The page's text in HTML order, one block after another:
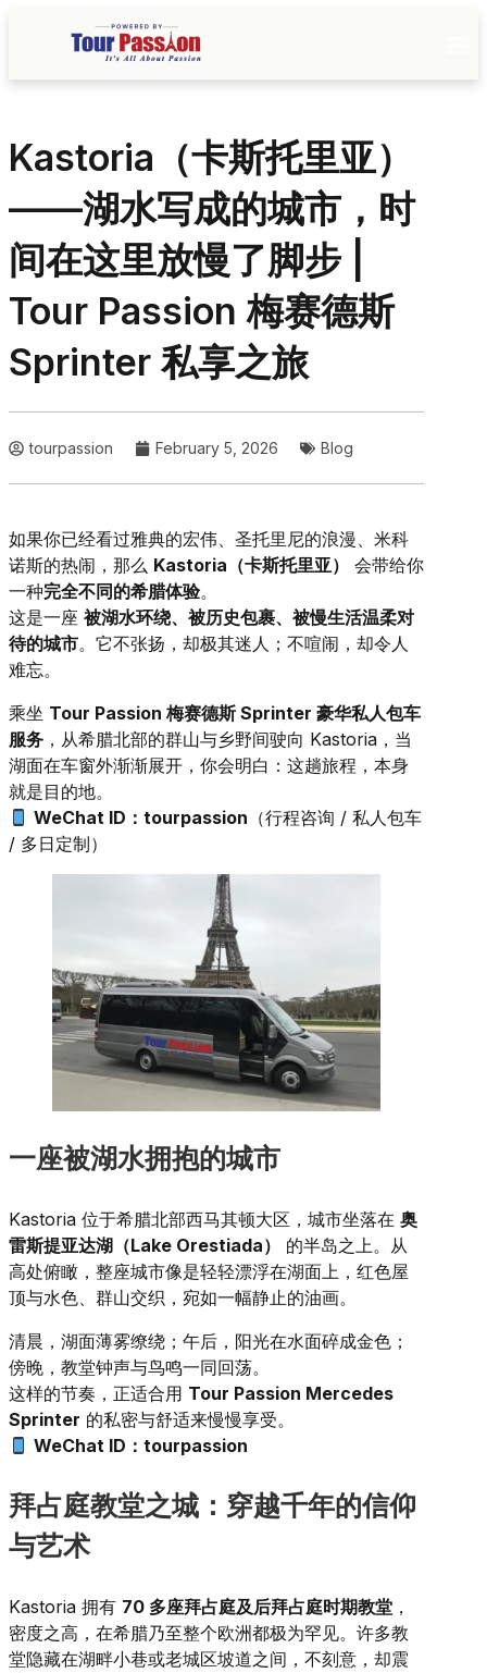
Kastoria（卡斯托里亚）
——湖水写成的城市，时
间在这里放慢了脚步 |
Tour Passion 梅赛德斯
Sprinter 私享之旅
tourpassion February 5, 2026 Blog
如果你已经看过雅典的宏伟、圣托里尼的浪漫、米科
诺斯的热闹，那么 Kastoria（卡斯托里亚）
会带给你
一种完全不同的希腊体验。
这是一座 被湖水环绕、被历史包裹、被慢生活温柔对
待的城市。它不张扬，却极其迷人；不喧闹，却令人
难忘。
乘坐 Tour Passion 梅赛德斯 Sprinter 豪华私人包车
服务 ，从希腊北部的群山与乡野间驶向 Kastoria，当
湖面在车窗外渐渐展开，你会明白：这趟旅程，本身
就是目的地。
WeChat ID：tourpassion （行程咨询 / 私人包车
/ 多日定制）
一座被湖水拥抱的城市
Kastoria 位于希腊北部西马其顿大区，城市坐落在 奥
雷斯提亚达湖（Lake Orestiada）
的半岛之上。从
高处俯瞰，整座城市像是轻轻漂浮在湖面上，红色屋
顶与水色、群山交织，宛如一幅静止的油画。
清晨，湖面薄雾缭绕；午后，阳光在水面碎成金色；
傍晚，教堂钟声与鸟鸣一同回荡。
这样的节奏，正适合用 Tour Passion Mercedes
Sprinter 的私密与舒适来慢慢享受。
WeChat ID：tourpassion
拜占庭教堂之城：穿越千年的信仰
与艺术
Kastoria 拥有 70 多座拜占庭及后拜占庭时期教堂 ，
密度之高，在希腊乃至整个欧洲都极为罕见。许多教
堂隐藏在湖畔小巷或老城区坡道之间，不刻意，却震